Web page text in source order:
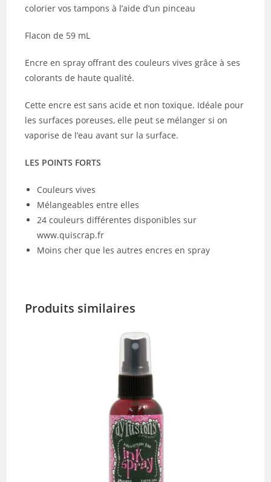
colorier vos tampons à l’aide d’un pinceau
Flacon de 59 mL
Encre en spray offrant des couleurs vives grâce à ses
colorants de haute qualité.
Cette encre est sans acide et non toxique. Idéale pour
les surfaces poreuses, elle peut se mélanger si on
vaporise de l’eau avant sur la surface.
LES POINTS FORTS
Couleurs vives
Mélangeables entre elles
24 couleurs différentes disponibles sur
www.quiscrap.fr
Moins cher que les autres encres en spray
Produits similaires